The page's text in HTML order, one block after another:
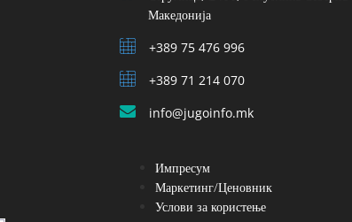
Македонија
+389 75 476 996
+389 71 214 070
info@jugoinfo.mk
Импресум
Маркетинг/Ценовник
Услови за користење